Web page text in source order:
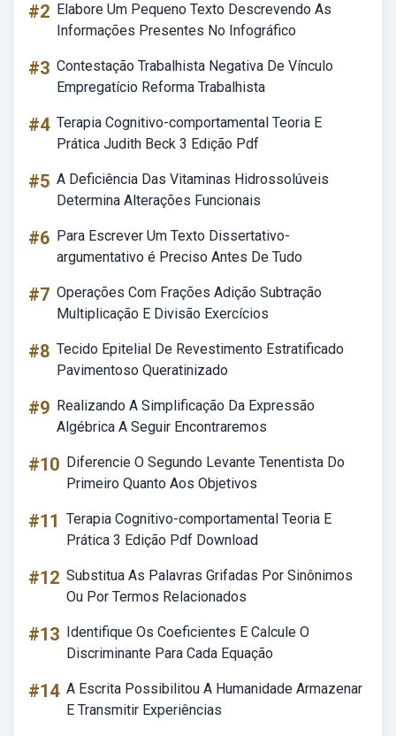
#2 Elabore Um Pequeno Texto Descrevendo As
Informações Presentes No Infográfico
#3 Contestação Trabalhista Negativa De Vínculo
Empregatício Reforma Trabalhista
#4 Terapia Cognitivo-comportamental Teoria E
Prática Judith Beck 3 Edição Pdf
#5 A Deficiência Das Vitaminas Hidrossolúveis
Determina Alterações Funcionais
#6 Para Escrever Um Texto Dissertativo-
argumentativo é Preciso Antes De Tudo
#7 Operações Com Frações Adição Subtração
Multiplicação E Divisão Exercícios
#8 Tecido Epitelial De Revestimento Estratificado
Pavimentoso Queratinizado
#9 Realizando A Simplificação Da Expressão
Algébrica A Seguir Encontraremos
#10 Diferencie O Segundo Levante Tenentista Do
Primeiro Quanto Aos Objetivos
#11 Terapia Cognitivo-comportamental Teoria E
Prática 3 Edição Pdf Download
#12 Substitua As Palavras Grifadas Por Sinônimos
Ou Por Termos Relacionados
#13 Identifique Os Coeficientes E Calcule O
Discriminante Para Cada Equação
#14 A Escrita Possibilitou A Humanidade Armazenar
E Transmitir Experiências